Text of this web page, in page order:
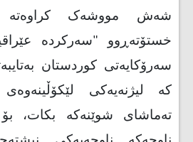
شەش مووشەک کراوەتە
خستۆتەڕوو "سەرکردە
سەرۆکایەتی کوردستان
کە لیژنەیەکی
تەماشای شوێنەکە بکات،